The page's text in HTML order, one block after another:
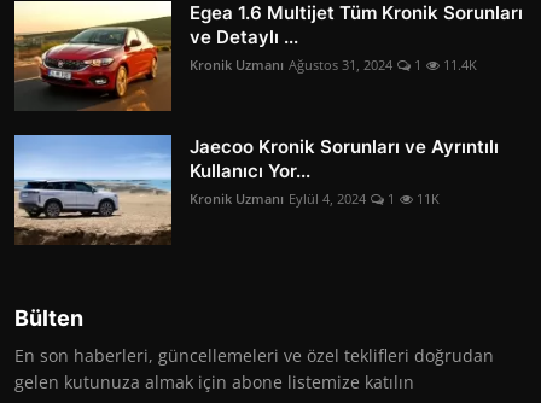
Egea 1.6 Multijet Tüm Kronik Sorunları
ve Detaylı ...
Kronik Uzmanı Ağustos 31, 2024 1 11.4K
Jaecoo Kronik Sorunları ve Ayrıntılı
Kullanıcı Yor...
Kronik Uzmanı Eylül 4, 2024 1 11K
Bülten
En son haberleri, güncellemeleri ve özel teklifleri doğrudan
gelen kutunuza almak için abone listemize katılın